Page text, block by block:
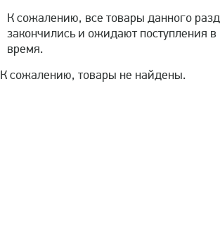
К сожалению, все товары данного
закончились и ожидают поступления
время.
К сожалению, товары не найдены.